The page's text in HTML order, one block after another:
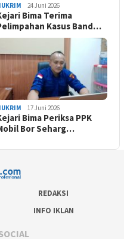
24 Juni 2026
Bima Terima
Kasus Band…
17 Juni 2026
Bima Periksa PPK
Bor Seharg…
REDAKSI
INFO IKLAN